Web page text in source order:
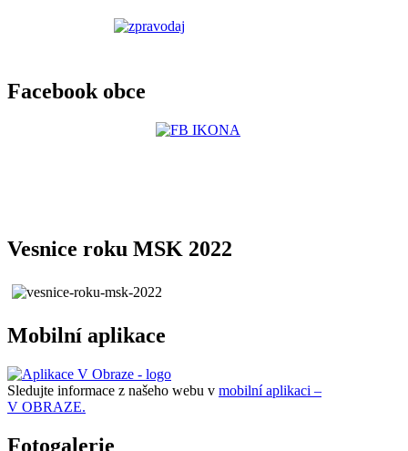
Facebook obce
Vesnice roku MSK 2022
Mobilní aplikace
Sledujte informace z našeho webu v mobilní aplikaci –
V OBRAZE.
Fotogalerie